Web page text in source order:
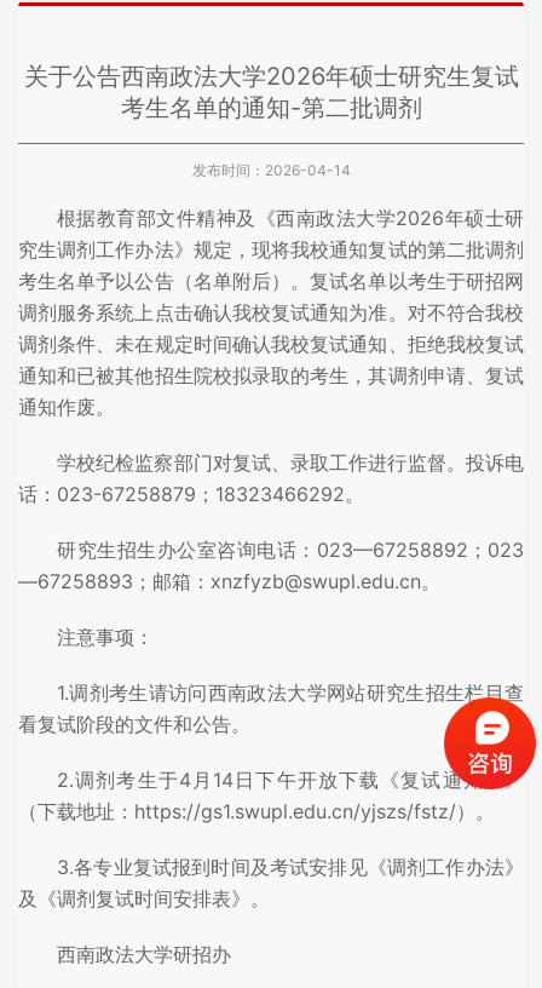
关于公告西南政法大学2026年硕士研究生复试
考生名单的通知-第二批调剂
发布时间：2026-04-14
根据教育部文件精神及《西南政法大学2026年硕士研
究生调剂工作办法》规定，现将我校通知复试的第二批调剂
考生名单予以公告（名单附后）。复试名单以考生于研招网
调剂服务系统上点击确认我校复试通知为准。对不符合我校
调剂条件、未在规定时间确认我校复试通知、拒绝我校复试
通知和已被其他招生院校拟录取的考生，其调剂申请、复试
通知作废。
学校纪检监察部门对复试、录取工作进行监督。投诉电
话：023-67258879；18323466292。
研究生招生办公室咨询电话：023—67258892；023
—67258893；邮箱：xnzfyzb@swupl.edu.cn。
注意事项：
1.调剂考生请访问西南政法大学网站研究生招生栏目查
看复试阶段的文件和公告。
2.调剂考生于4月14日下午开放下载《复试通知书》
（下载地址：https://gs1.swupl.edu.cn/yjszs/fstz/）。
3.各专业复试报到时间及考试安排见《调剂工作办法》
及《调剂复试时间安排表》。
西南政法大学研招办